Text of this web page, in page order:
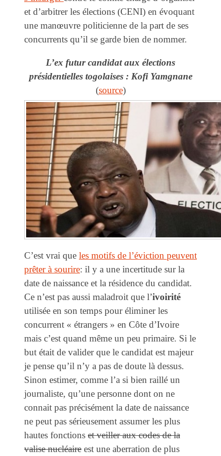
et d’arbitrer les élections (CENI) en évoquant
une manœuvre politicienne de la part de ses
concurrents qu’il se garde bien de nommer.
L’ex futur candidat aux élections
présidentielles togolaises : Kofi Yamgnane
(source)
C’est vrai que les motifs de l’éviction peuvent
prêter à sourire: il y a une incertitude sur la
date de naissance et la résidence du candidat.
Ce n’est pas aussi maladroit que l’ivoirité
utilisée en son temps pour éliminer les
concurrent « étrangers » en Côte d’Ivoire
mais c’est quand même un peu primaire. Si le
but était de valider que le candidat est majeur
je pense qu’il n’y a pas de doute là dessus.
Sinon estimer, comme l’a si bien raillé un
journaliste, qu’une personne dont on ne
connait pas précisément la date de naissance
ne peut pas sérieusement assumer les plus
hautes fonctions et veiller aux codes de la
valise nucléaire est une aberration de plus